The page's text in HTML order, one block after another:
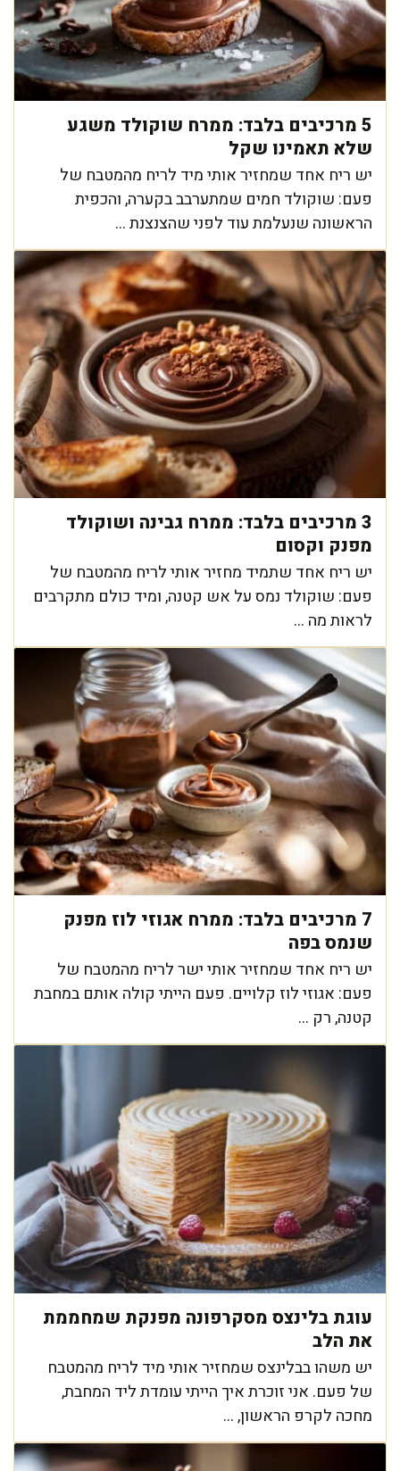
5 מרכיבים בלבד: ממרח שוקולד משגע
שלא תאמינו שקל
יש ריח אחד שמחזיר אותי מיד לריח מהמטבח של
פעם: שוקולד חמים שמתערבב בקערה, והכפית
הראשונה שנעלמת עוד לפני שהצנצנת ...
3 מרכיבים בלבד: ממרח גבינה ושוקולד
מפנק וקסום
יש ריח אחד שתמיד מחזיר אותי לריח מהמטבח של
פעם: שוקולד נמס על אש קטנה, ומיד כולם מתקרבים
לראות מה ...
7 מרכיבים בלבד: ממרח אגוזי לוז מפנק
שנמס בפה
יש ריח אחד שמחזיר אותי ישר לריח מהמטבח של
פעם: אגוזי לוז קלויים. פעם הייתי קולה אותם במחבת
קטנה, רק ...
עוגת בלינצס מסקרפונה מפנקת שמחממת
את הלב
יש משהו בבלינצס שמחזיר אותי מיד לריח מהמטבח
של פעם. אני זוכרת איך הייתי עומדת ליד המחבת,
מחכה לקרפ הראשון, ...